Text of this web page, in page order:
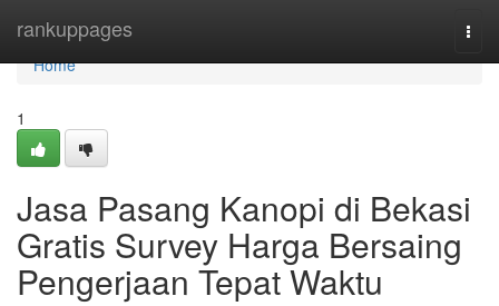
rankuppages
Home
Home
1
Jasa Pasang Kanopi di Bekasi
Gratis Survey Harga Bersaing
Pengerjaan Tepat Waktu